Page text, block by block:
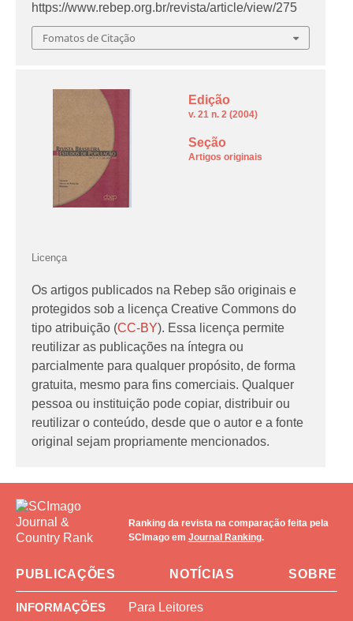
https://www.rebep.org.br/revista/article/view/275
Fomatos de Citação
Edição
v. 21 n. 2 (2004)
Seção
Artigos originais
Licença
Os artigos publicados na Rebep são originais e
protegidos sob a licença Creative Commons do
tipo atribuição (CC-BY). Essa licença permite
reutilizar as publicações na íntegra ou
parcialmente para qualquer propósito, de forma
gratuita, mesmo para fins comerciais. Qualquer
pessoa ou instituição pode copiar, distribuir ou
reutilizar o conteúdo, desde que o autor e a fonte
original sejam propriamente mencionados.
Ranking da revista na comparação feita pela
SCImago em Journal Ranking.
PUBLICAÇÕES NOTÍCIAS SOBRE
INFORMAÇÕES Para Leitores